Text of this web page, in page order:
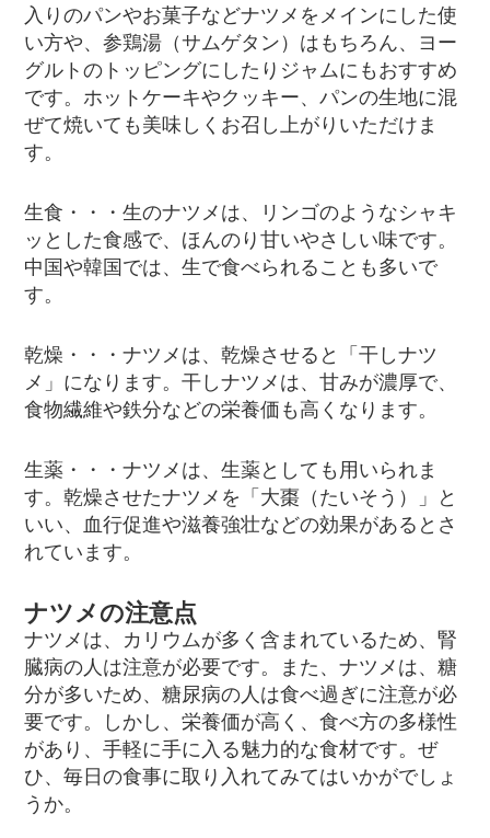
入りのパンやお菓子などナツメをメインにした使
い方や、参鶏湯（サムゲタン）はもちろん、ヨー
グルトのトッピングにしたりジャムにもおすすめ
です。ホットケーキやクッキー、パンの生地に混
ぜて焼いても美味しくお召し上がりいただけま
す。
生食・・・生のナツメは、リンゴのようなシャキ
ッとした食感で、ほんのり甘いやさしい味です。
中国や韓国では、生で食べられることも多いで
す。
乾燥・・・ナツメは、乾燥させると「干しナツ
メ」になります。干しナツメは、甘みが濃厚で、
食物繊維や鉄分などの栄養価も高くなります。
生薬・・・ナツメは、生薬としても用いられま
す。乾燥させたナツメを「大棗（たいそう）」と
いい、血行促進や滋養強壮などの効果があるとさ
れています。
ナツメの注意点
ナツメは、カリウムが多く含まれているため、腎
臓病の人は注意が必要です。また、ナツメは、糖
分が多いため、糖尿病の人は食べ過ぎに注意が必
要です。しかし、栄養価が高く、食べ方の多様性
があり、手軽に手に入る魅力的な食材です。ぜ
ひ、毎日の食事に取り入れてみてはいかがでしょ
うか。